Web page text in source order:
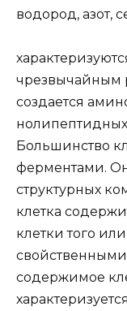
водород, азот,
чрезвычайным
создается
Большинство
ферментами.
структурных
клетка
клетки того
содержимое